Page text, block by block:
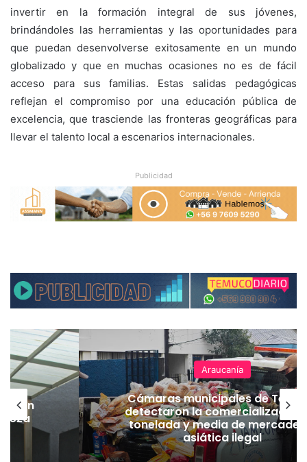
invertir en la formación integral de sus jóvenes,
brindándoles las herramientas y las oportunidades para
que puedan desenvolverse exitosamente en un mundo
globalizado y que en muchas ocasiones no es de fácil
acceso para sus familias. Estas salidas pedagógicas
reflejan el compromiso por una educación pública de
excelencia, que trasciende las fronteras geográficas para
llevar el talento local a escenarios internacionales.
Publicidad
Araucanía
Cámaras municipales de
detectaron la comercialización
tonelada y media de
asiática ilegal